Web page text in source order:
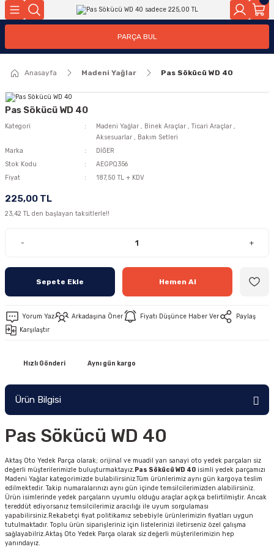
PARÇA BUL
Anasayfa Madeni Yağlar Pas Sökücü WD 40
Pas Sökücü WD 40
Kategori Madeni Yağlar , Binek Araçlar , Ticari Araçlar ,
Aksesuarlar , Bakım Setleri
Marka
DİĞER
Stok Kodu
AEGPQ356
Fiyat
187,50 TL + KDV
225,00 TL
23,42 TL den başlayan taksitlerle!!
- +
Sepete Ekle Hemen Al
Yorum Yaz Arkadaşına Öner Fiyatı Düşünce Haber Ver
Paylaş
Karşılaştır
Hızlı Gönderi Aynı gün kargo
Ürün Bilgisi
Pas Sökücü WD 40
Aktaş Oto Yedek Parça olarak; orijinal ve muadil yan sanayi oto yedek parçaları siz
değerli müşterilerimizle buluşturmaktayız.Pas Sökücü WD 40 isimli yedek parçamızı
Madeni Yağlar kategorimizde bulabilirsiniz.Tüm ürünlerimiz aynı gün kargoya teslim
edilmektedir. Takip numaralarınızı aynı gün içinde temsilcilerimizden alabilirsiniz.
Ürün isimlerinde yedek parçaların uyumlu olduğu araçlar açıkça belirtilmiştir. Ancak
tereddüt ediyorsanız temsilcilerimiz aracılığı ile uyum sorgulaması
yapabilirsiniz.Rekabetçi fiyat politikamız sebebiyle ürünlerimizin fiyatları uygun
tutulmaktadır. Toplu ürün siparişleriniz için listelerinizi iletirseniz özel çalışma
sağlayabilriz.Aktaş Oto Yedek Parça olarak siz değerli müşterilerimizin hep
yanındayız.